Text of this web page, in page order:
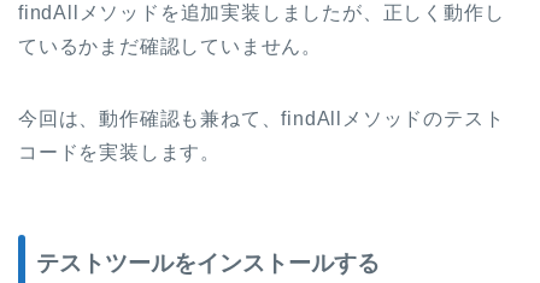
findAllメソッドを追加実装しましたが、正しく動作し
ているかまだ確認していません。
今回は、動作確認も兼ねて、findAllメソッドのテスト
コードを実装します。
テストツールをインストールする